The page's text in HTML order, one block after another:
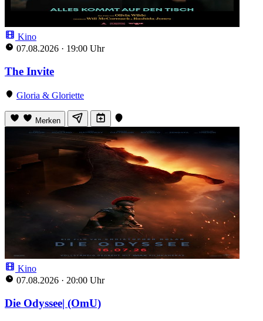
Kino
07.08.2026 · 19:00 Uhr
The Invite
Gloria & Gloriette
Merken
Kino
07.08.2026 · 20:00 Uhr
Die Odyssee| (OmU)